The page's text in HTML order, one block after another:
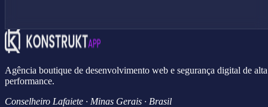
Agência boutique de desenvolvimento web e segurança digital de alta
performance.
Conselheiro Lafaiete · Minas Gerais · Brasil